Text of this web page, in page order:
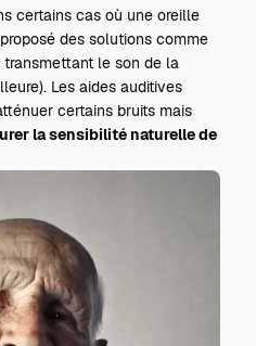
certains cas où une oreille
des solutions comme
transmettant le son de la
Les aides auditives
certains bruits mais
la sensibilité naturelle de